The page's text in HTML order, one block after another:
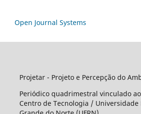
Open Journal Systems
Projetar - Projeto e Percepção do
Periódico quadrimestral vinculado
Centro de Tecnologia / Universidade